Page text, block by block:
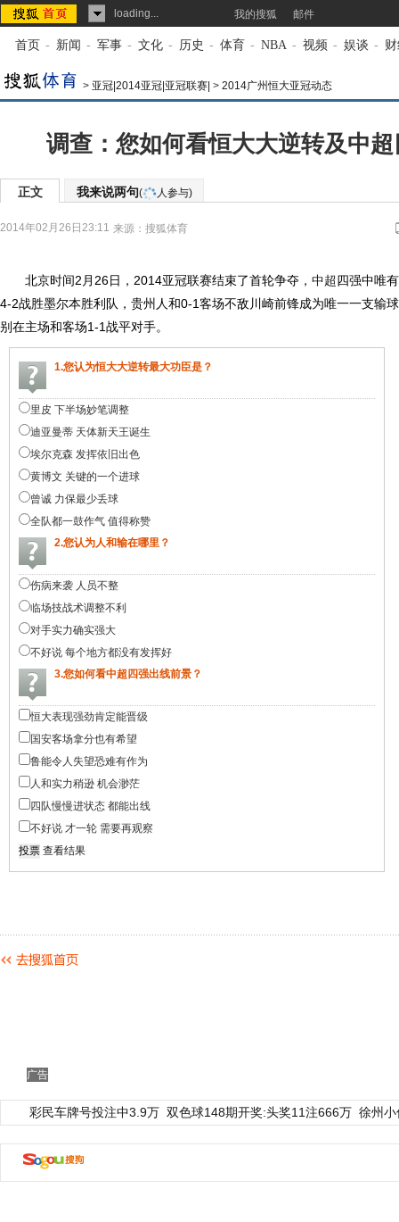
loading... 我的搜狐 邮件
首页 - 新闻 - 军事 - 文化 - 历史 - 体育 - NBA - 视频 - 娱谈 -
> 亚冠|2014亚冠|亚冠联赛| > 2014广州恒大亚冠动态
调查：您如何看恒大大逆转及中
正文 我来说两句( 人参与)
2014年02月26日23:11 来源： 搜狐体育
北京时间2月26日，2014亚冠联赛结束了首轮争夺， 中超四强中唯
4-2战胜墨尔本胜利队，贵州人和0-1客场不敌川崎前锋成为唯一一支输
别在主场和客场1-1战平对手。
1.您认为恒大大逆转最大功臣是？
里皮 下半场妙笔调整
迪亚曼蒂 天体新天王诞生
埃尔克森 发挥依旧出色
黄博文 关键的一个进球
曾诚 力保最少丢球
全队都一鼓作气 值得称赞
2.您认为人和输在哪里？
伤病来袭 人员不整
临场技战术调整不利
对手实力确实强大
不好说 每个地方都没有发挥好
3.您如何看中超四强出线前景？
恒大表现强劲肯定能晋级
国安客场拿分也有希望
鲁能令人失望恐难有作为
人和实力稍逊 机会渺茫
四队慢慢进状态 都能出线
不好说 才一轮 需要再观察
查看结果
广告
彩民车牌号投注中3.9万 双色球148期开奖:头奖11注666万 徐州